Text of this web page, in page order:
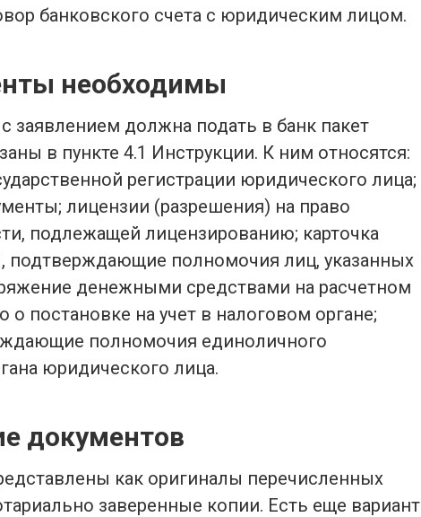
банковского счета с юридическим лицом.
необходимы
заявлением должна подать в банк пакет
в пункте 4.1 Инструкции. К ним относятся:
регистрации юридического лица;
лицензии (разрешения) на право
подлежащей лицензированию; карточка
подтверждающие полномочия лиц, указанных
денежными средствами на расчетном
о постановке на учет в налоговом органе;
полномочия единоличного
юридического лица.
документов
как оригиналы перечисленных
заверенные копии. Есть еще вариант